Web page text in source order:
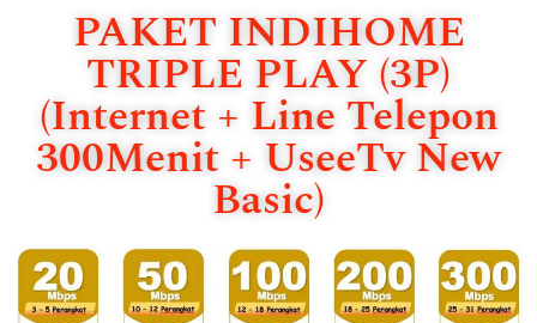
PAKET INDIHOME
TRIPLE PLAY (3P)
(Internet + Line Telepon
300Menit + UseeTv New
Basic)